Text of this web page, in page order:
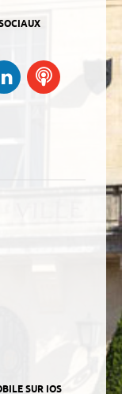
sur YouTube
nous sur
Instagram
Retrouvez-
nous sur
Ecoutez
SUR IOS